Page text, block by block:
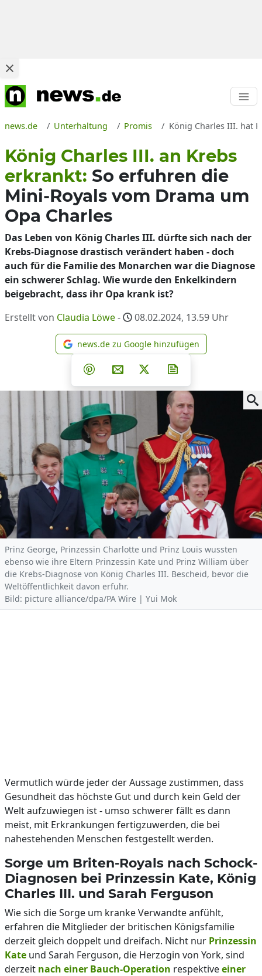
news.de Unterhaltung Promis König Charles III. hat
König Charles III. an Krebs
erkrankt: So erfuhren die
Mini-Royals vom Drama um
Opa Charles
Das Leben von König Charles III. dürfte sich nach der
Krebs-Diagnose drastisch verändert haben - doch
auch für die Familie des Monarchen war die Diagnose
ein schwerer Schlag. Wie wurde den Enkelkindern
beigebracht, dass ihr Opa krank ist?
Erstellt von Claudia Löwe- 08.02.2024, 13.59 Uhr
news.de zu Google
news.de zu Google hinzufügen
Teilen auf Facebook
Teilen auf Whatsapp
Teilen auf Telegram
Teilen auf Pinterest
Per E-Mail teilen
Post auf X
Prinz George, Prinzessin Charlotte und Prinz Louis wussten
ebenso wie ihre Eltern Prinzessin Kate und Prinz William über
die Krebs-Diagnose von König Charles III. Bescheid, bevor die
Weltöffentlichkeit davon erfuhr.
Bild: picture alliance/dpa/PA Wire | Yui Mok
Vermutlich würde jeder der Aussage zustimmen, dass
Gesundheit das höchste Gut und durch kein Geld der
Welt aufzuwiegen ist - umso schwerer fällt es dann
meist, mit Erkrankungen fertigzuwerden, die bei
nahestehenden Menschen festgestellt werden.
Sorge um Briten-Royals nach Schock-
Diagnosen bei Prinzessin Kate, König
Charles III. und Sarah Ferguson
Wie sich die Sorge um kranke Verwandte anfühlt,
erfahren die Mitglieder der britischen Königsfamilie
derzeit gleich doppelt und dreifach. Nicht nur Prinzessin
Kate und Sarah Ferguson, die Herzogin von York, sind
derzeit nach einer Bauch-Operation respektiveeiner